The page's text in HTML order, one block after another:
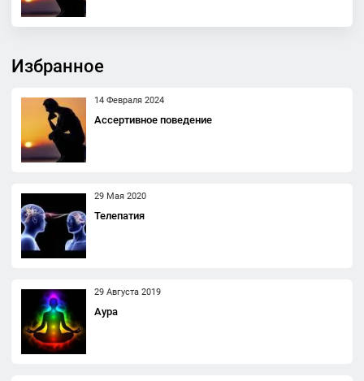
Избранное
14 Февраля 2024
Ассертивное поведение
29 Мая 2020
Телепатия
29 Августа 2019
Аура